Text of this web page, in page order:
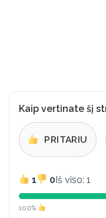
Kaip vertinate šį
PRITARIU
1 0Iš viso: 1
100%